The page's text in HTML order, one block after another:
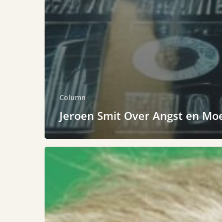
Column
Jeroen Smit Over Angst en